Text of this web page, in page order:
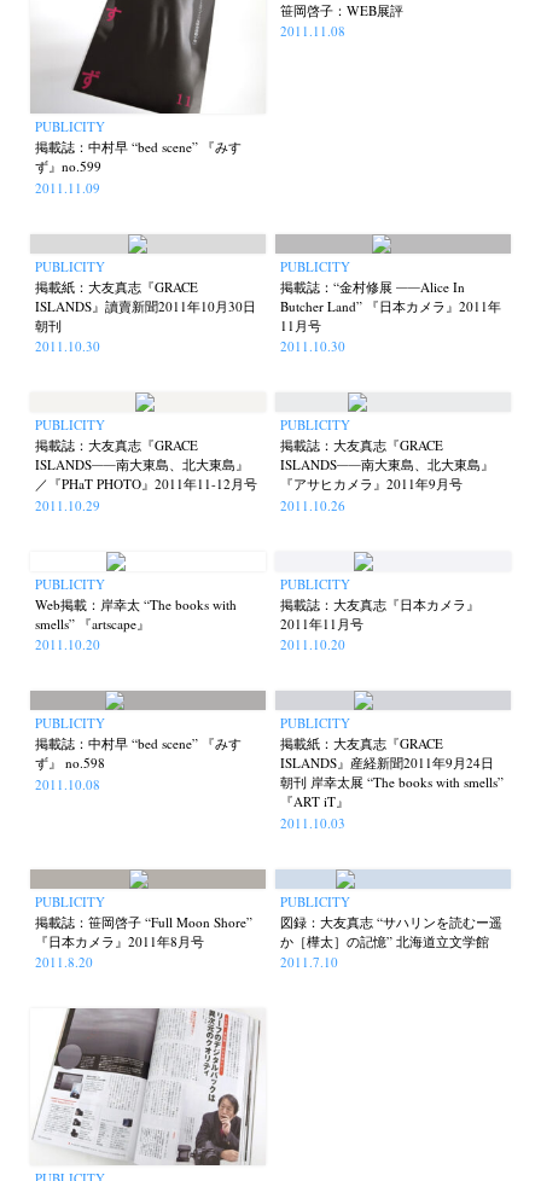
PUBLICITY
掲載誌：中村早 “bed scene” 『みす
ず』no.599
2011.11.09
笹岡啓子：WEB展評
2011.11.08
PUBLICITY
掲載紙：大友真志『GRACE
ISLANDS』讀賣新聞2011年10月30日
朝刊
2011.10.30
PUBLICITY
掲載誌：“金村修展 ──Alice In
Butcher Land” 『日本カメラ』2011年
11月号
2011.10.30
PUBLICITY
掲載誌：大友真志『GRACE
ISLANDS──南大東島、北大東島』
／『PHaT PHOTO』2011年11-12月号
2011.10.29
PUBLICITY
掲載誌：大友真志『GRACE
ISLANDS──南大東島、北大東島』
『アサヒカメラ』2011年9月号
2011.10.26
PUBLICITY
Web掲載：岸幸太 “The books with
smells” 『artscape』
2011.10.20
PUBLICITY
掲載誌：大友真志『日本カメラ』
2011年11月号
2011.10.20
PUBLICITY
掲載誌：中村早 “bed scene” 『みす
ず』 no.598
2011.10.08
PUBLICITY
掲載紙：大友真志『GRACE
ISLANDS』産経新聞2011年9月24日
朝刊 岸幸太展 “The books with smells”
『ART iT』
2011.10.03
PUBLICITY
掲載誌：笹岡啓子 “Full Moon Shore”
『日本カメラ』2011年8月号
2011.8.20
PUBLICITY
図録：大友真志 “サハリンを読むー遥
か［樺太］の記憶” 北海道立文学館
2011.7.10